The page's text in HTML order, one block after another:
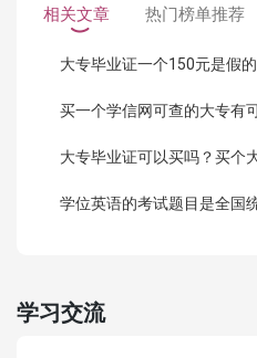
相关文章 热门榜单推荐
大专毕业证一个150元是假
买一个学信网可查的大专有
大专毕业证可以买吗？买个
学位英语的考试题目是全国
学习交流